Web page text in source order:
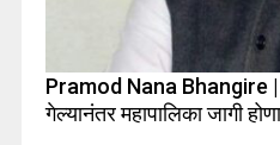
Pramod Nana Bhangire |
गेल्यानंतर महापालिका जागी